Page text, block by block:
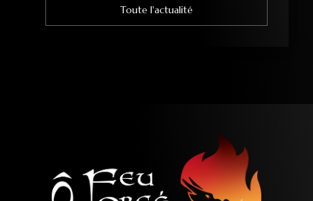
Toute l'actualité